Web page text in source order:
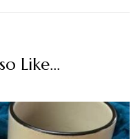
Like...